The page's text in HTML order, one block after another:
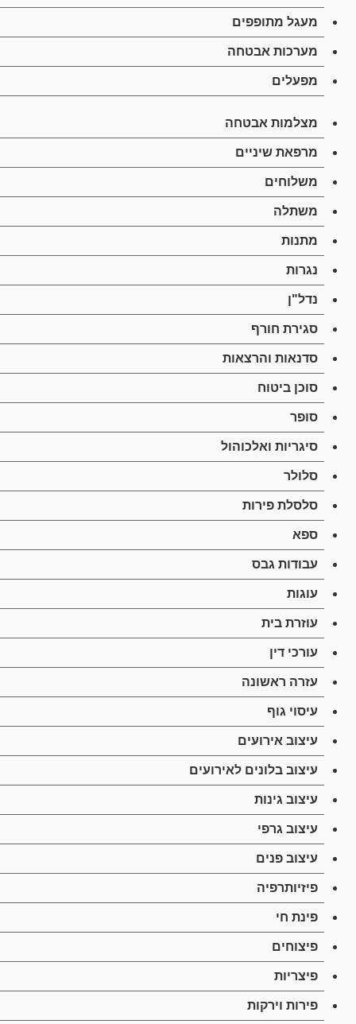
מעגל מתופפים
מערכות אבטחה
מפעלים
מצלמות אבטחה
מרפאת שיניים
משלוחים
משתלה
מתנות
נגרות
נדל"ן
סגירת חורף
סדנאות והרצאות
סוכן ביטוח
סופר
סיגריות ואלכוהול
סלולר
סלסלת פירות
ספא
עבודות גבס
עוגות
עוזרת בית
עורכי דין
עזרה ראשונה
עיסוי גוף
עיצוב אירועים
עיצוב בלונים לאירועים
עיצוב גינות
עיצוב גרפי
עיצוב פנים
פיזיותרפיה
פינת חי
פיצוחים
פיצריות
פירות וירקות